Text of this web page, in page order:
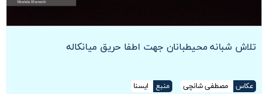
تلاش شبانه محیطبانان جهت اطفا حریق میانکاله
عکاس مصطفی شانچی منبع
ایسنا